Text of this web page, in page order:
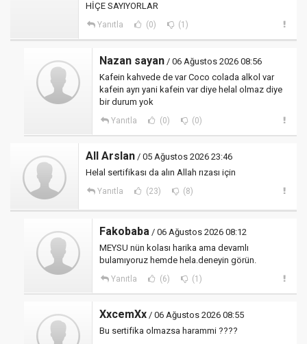
HİÇE SAYIYORLAR
Yanıtla (0) (1)
Nazan sayan / 06 Ağustos 2026 08:56
Kafein kahvede de var Coco colada alkol var
kafein ayrı yani kafein var diye helal olmaz diye
bir durum yok
Yanıtla (0) (0)
All Arslan / 05 Ağustos 2026 23:46
Helal sertifikası da alın Allah rızası için
Yanıtla (23) (8)
Fakobaba / 06 Ağustos 2026 08:12
MEYSU nün kolası harika ama devamlı
bulamıyoruz hemde hela.deneyin görün.
Yanıtla (6) (1)
XxcemXx / 06 Ağustos 2026 08:55
Bu sertifika olmazsa harammi ????